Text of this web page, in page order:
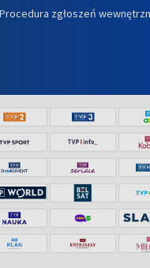
Procedura zgłoszeń